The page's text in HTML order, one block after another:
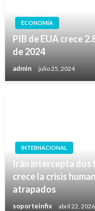
ECONOMÍA
PIB de EUA crece
de 2024
admin julio 25, 2024
INTERNACIONAL
Irán intercepta dos
crece la crisis
atrapados
soporteinfix abril 22, 2026